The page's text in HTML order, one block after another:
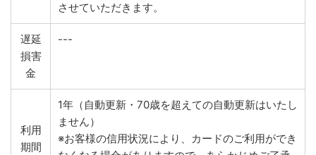
させていただきます。
遅延
損害
金
---
利用
期間
1年（自動更新・70歳を超えての自動更新はいたし
ません）
※お客様の信用状況により、カードのご利用ができ